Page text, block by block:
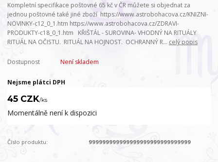
Kompletní specifikace poštovné 65 kč v ČR můžete si objednat za
jednou poštovné také jiné zboží https://www.astrobohacova.cz/KNIZNI-
NOVINKY-c12_0_1.htm https://www.astrobohacova.cz/ZDRAVI-
PRODUKTY-c18_0_1.htm KŘIŠTÁL - SUROVINA- VHODNÝ NA RITUÁLY
RITUÁL NA OČISTU. RITUÁL NA HOJNOST. OCHRANNÝ R... celý popis
Dostupnost Není skladem
Nejsme plátci DPH
45 CZK/ks
Momentálně není k dispozici
Číslo produktu: 999999999999999999999999999999